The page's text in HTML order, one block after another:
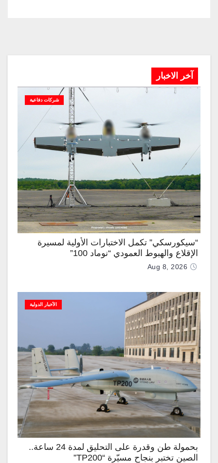
آخر الاخبار
شركات دفاعية
“سيكورسكي” تكمل الاختبارات الأولية لمسيرة
الإقلاع والهبوط العمودي “نوماد 100”
Aug 8, 2026
الأخبار الدولية
بحمولة طن وقدرة على التحليق لمدة 24 ساعة..
الصين تختبر بنجاح مسيّرة “TP200”